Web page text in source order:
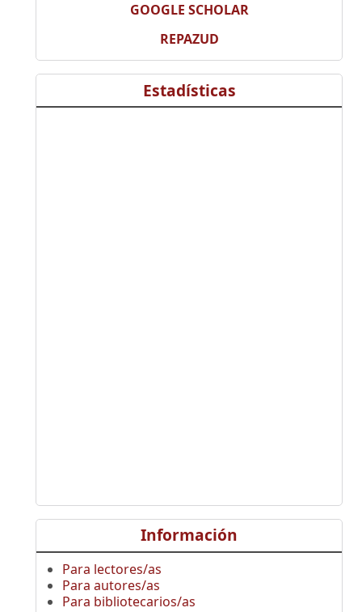
GOOGLE SCHOLAR
REPAZUD
Estadísticas
Información
Para lectores/as
Para autores/as
Para bibliotecarios/as